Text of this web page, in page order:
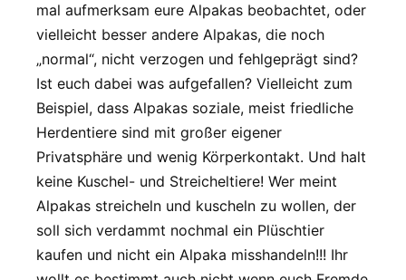
mal aufmerksam eure Alpakas beobachtet, oder
vielleicht besser andere Alpakas, die noch
„normal“, nicht verzogen und fehlgeprägt sind?
Ist euch dabei was aufgefallen? Vielleicht zum
Beispiel, dass Alpakas soziale, meist friedliche
Herdentiere sind mit großer eigener
Privatsphäre und wenig Körperkontakt. Und halt
keine Kuschel- und Streicheltiere! Wer meint
Alpakas streicheln und kuscheln zu wollen, der
soll sich verdammt nochmal ein Plüschtier
kaufen und nicht ein Alpaka misshandeln!!! Ihr